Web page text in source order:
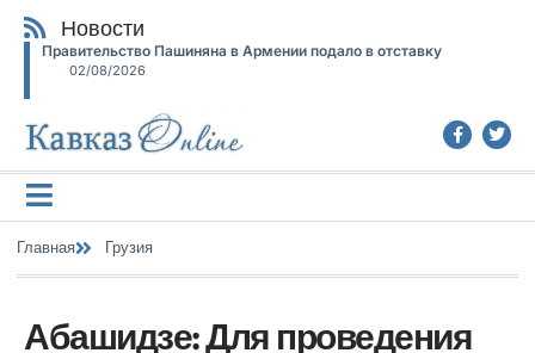
Новости
Правительство Пашиняна в Армении подало в отставку
02/08/2026
Главная Грузия
Абашидзе: Для проведения